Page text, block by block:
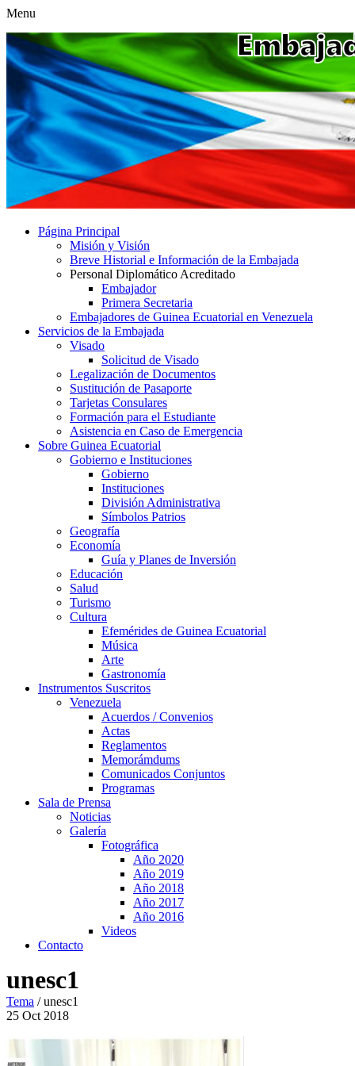
Menu
Página Principal
Misión y Visión
Breve Historial e Información de la Embajada
Personal Diplomático Acreditado
Embajador
Primera Secretaria
Embajadores de Guinea Ecuatorial en Venezuela
Servicios de la Embajada
Visado
Solicitud de Visado
Legalización de Documentos
Sustitución de Pasaporte
Tarjetas Consulares
Formación para el Estudiante
Asistencia en Caso de Emergencia
Sobre Guinea Ecuatorial
Gobierno e Instituciones
Gobierno
Instituciones
División Administrativa
Símbolos Patrios
Geografía
Economía
Guía y Planes de Inversión
Educación
Salud
Turismo
Cultura
Efemérides de Guinea Ecuatorial
Música
Arte
Gastronomía
Instrumentos Suscritos
Venezuela
Acuerdos / Convenios
Actas
Reglamentos
Memorámdums
Comunicados Conjuntos
Programas
Sala de Prensa
Noticias
Galería
Fotográfica
Año 2020
Año 2019
Año 2018
Año 2017
Año 2016
Videos
Contacto
unesc1
Tema /unesc1
25 Oct 2018